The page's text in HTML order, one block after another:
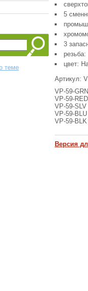
теме
5
3
резьба:
цвет:
Артикул:
VP-59-
VP-59-
VP-59-
VP-59-
VP-59-
Версия